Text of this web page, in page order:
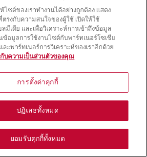
ไซต์ของเราทำงานได้อย่างถูกต้อง แสดง
รงกับความสนใจของผู้ใช้ เปิดให้ใช้
มีเดีย และเพื่อวิเคราะห์การเข้าถึงข้อมูล
นข้อมูลการใช้งานไซต์กับพาร์ทเนอร์โซเชีย
ะพาร์ทเนอร์การวิเคราะห์ของเราอีกด้วย
กับความเป็นส่วนตัวของคุณ
การตั้งค่าคุกกี้
ปฏิเสธทั้งหมด
ยอมรับคุกกี้ทั้งหมด